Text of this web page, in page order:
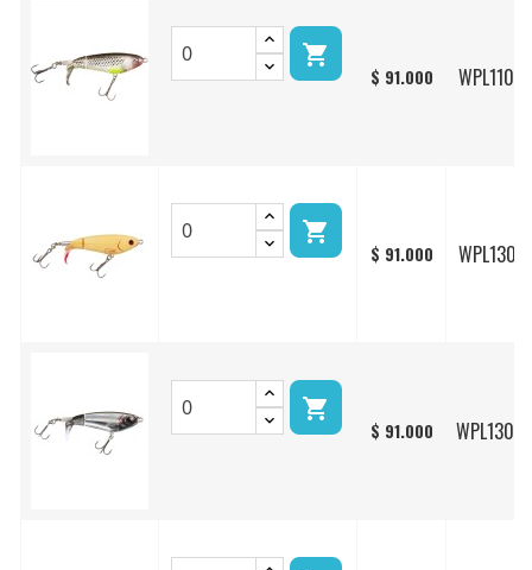

$ 91.000 WPL110/

$ 91.000 WPL130/

$ 91.000 WPL130/